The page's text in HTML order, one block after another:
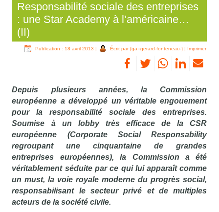
Responsabilité sociale des entreprises
: une Star Academy à l’américaine…
(II)
Publication : 18 avril 2013 | Écrit par {ga=gerard-fonteneau-} | Imprimer
Depuis plusieurs années, la Commission
européenne a développé un véritable engouement
pour la responsabilité sociale des entreprises.
Soumise à un lobby très efficace de la CSR
européenne (Corporate Social Responsability
regroupant une cinquantaine de grandes
entreprises européennes), la Commission a été
véritablement séduite par ce qui lui apparaît comme
un must, la voie royale moderne du progrès social,
responsabilisant le secteur privé et de multiples
acteurs de la société civile.